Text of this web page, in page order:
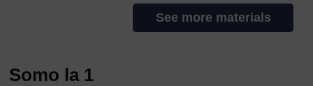
See more materials
Somo la 1